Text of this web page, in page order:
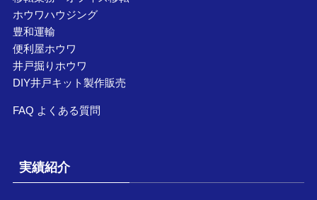
ホウワハウジング
豊和運輸
便利屋ホウワ
井戸掘りホウワ
DIY井戸キット製作販売
FAQ よくある質問
実績紹介